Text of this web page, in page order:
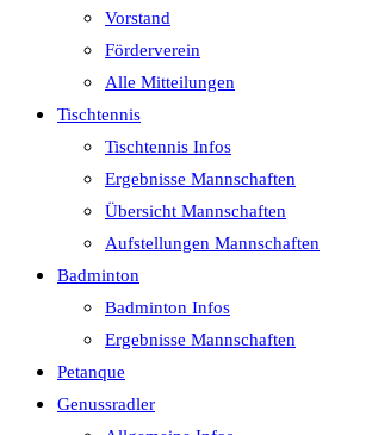
Vorstand
Förderverein
Alle Mitteilungen
Tischtennis
Tischtennis Infos
Ergebnisse Mannschaften
Übersicht Mannschaften
Aufstellungen Mannschaften
Badminton
Badminton Infos
Ergebnisse Mannschaften
Petanque
Genussradler